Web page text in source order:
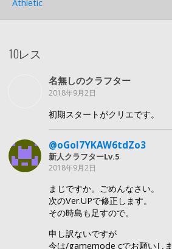
Athletic
10レス
名無しのクラフター
2018年9月2日
初期スタートがクリエです。
@oGoI7YKAW6tdZo3
新人クラフターLv.5
2018年9月2日
まじですか。ごめんなさい。
次のVer.UPで修正します。
その時島も足すので。
申し訳ないですが
今は/gamemode cでお願いし